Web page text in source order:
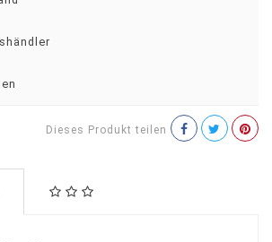
Dieses Produkt teilen